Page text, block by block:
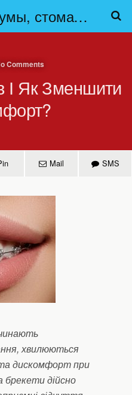
Стоматолог Сумы, стоматологические клиники Сумы, детская стоматология в Сумах. | Частная стоматология Сумы
Comments
І Як Зменшити
Mail SMS
хвилюються
дискомфорт при
брекети дійсно